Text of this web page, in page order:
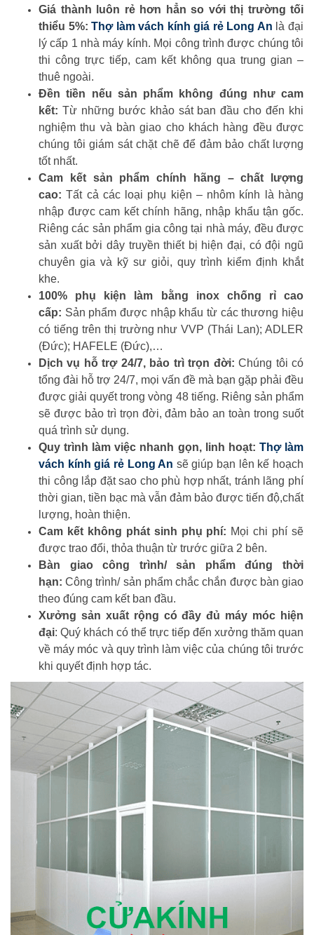
Giá thành luôn rẻ hơn hẳn so với thị trường tối
thiểu 5%: Thợ làm vách kính giá rẻ Long An là đại
lý cấp 1 nhà máy kính. Mọi công trình được chúng tôi
thi công trực tiếp, cam kết không qua trung gian –
thuê ngoài.
Đền tiền nếu sản phẩm không đúng như cam
kết: Từ những bước khảo sát ban đầu cho đến khi
nghiệm thu và bàn giao cho khách hàng đều được
chúng tôi giám sát chặt chẽ để đảm bảo chất lượng
tốt nhất.
Cam kết sản phẩm chính hãng – chất lượng
cao: Tất cả các loại phụ kiện – nhôm kính là hàng
nhập được cam kết chính hãng, nhập khẩu tận gốc.
Riêng các sản phẩm gia công tại nhà máy, đều được
sản xuất bởi dây truyền thiết bị hiện đại, có đội ngũ
chuyên gia và kỹ sư giỏi, quy trình kiểm định khắt
khe.
100% phụ kiện làm bằng inox chống rỉ cao
cấp: Sản phẩm được nhập khẩu từ các thương hiệu
có tiếng trên thị trường như VVP (Thái Lan); ADLER
(Đức); HAFELE (Đức),…
Dịch vụ hỗ trợ 24/7, bảo trì trọn đời: Chúng tôi có
tổng đài hỗ trợ 24/7, mọi vấn đề mà bạn gặp phải đều
được giải quyết trong vòng 48 tiếng. Riêng sản phẩm
sẽ được bảo trì trọn đời, đảm bảo an toàn trong suốt
quá trình sử dụng.
Quy trình làm việc nhanh gọn, linh hoạt: Thợ làm
vách kính giá rẻ Long An sẽ giúp bạn lên kế hoạch
thi công lắp đặt sao cho phù hợp nhất, tránh lãng phí
thời gian, tiền bạc mà vẫn đảm bảo được tiến độ,chất
lượng, hoàn thiện.
Cam kết không phát sinh phụ phí: Mọi chi phí sẽ
được trao đổi, thỏa thuận từ trước giữa 2 bên.
Bàn giao công trình/ sản phẩm đúng thời
hạn:Công trình/ sản phẩm chắc chắn được bàn giao
theo đúng cam kết ban đầu.
Xưởng sản xuất rộng có đầy đủ máy móc hiện
đại: Quý khách có thể trực tiếp đến xưởng thăm quan
về máy móc và quy trình làm việc của chúng tôi trước
khi quyết định hợp tác.